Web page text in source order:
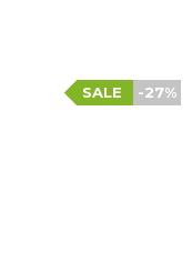
-27%
SALE